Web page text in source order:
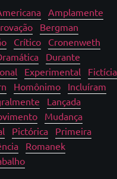
Amplamente
Bergman
Crítico
Cronenweth
Durante
Experimental
Fictícia
Homônimo
Incluíram
Lançada
Mudança
Pictórica
Primeira
Romanek